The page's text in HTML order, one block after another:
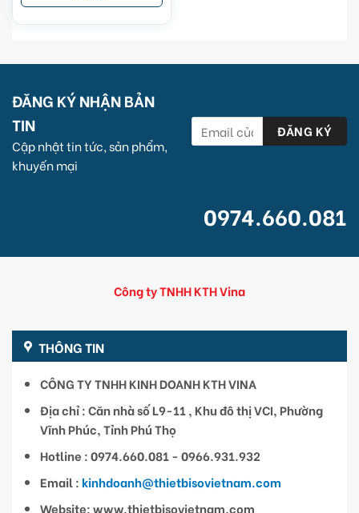
ĐĂNG KÝ NHẬN BẢN
TIN
Cập nhật tin tức, sản phẩm,
khuyến mại
0974.660.081
Công ty TNHH KTH Vina
THÔNG TIN
CÔNG TY TNHH KINH DOANH KTH VINA
Địa chỉ : Căn nhà số L9-11 , Khu đô thị VCI, Phường
Vĩnh Phúc, Tỉnh Phú Thọ
Hotline : 0974.660.081 - 0966.931.932
Email : kinhdoanh@thietbisovietnam.com
Website: www.thietbisovietnam.com